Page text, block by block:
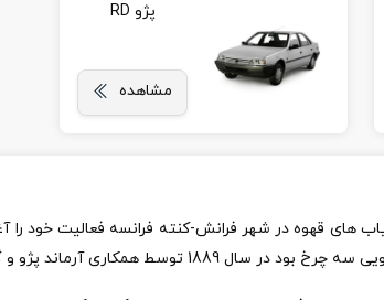
پژو RD
مشاهده
خانواده پژو به منظور ساخت آسیاب های قهوه در شهر فرانش-کنته فرانسه